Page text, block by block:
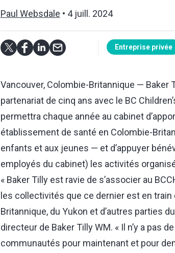
Paul Websdale 4 juill. 2024
Entreprise privée
Vancouver, Colombie-Britannique — Baker
partenariat de cinq ans avec le BC
permettra chaque année au cabinet
établissement de santé en Colombie-
enfants et aux jeunes — et d’appuyer
employés du cabinet) les activités
« Baker Tilly est ravie de s’associer au
les collectivités que ce dernier est en
Britannique, du Yukon et d’autres parties
directeur de Baker Tilly WM. « Il n’y a pas
communautés pour maintenant et pour